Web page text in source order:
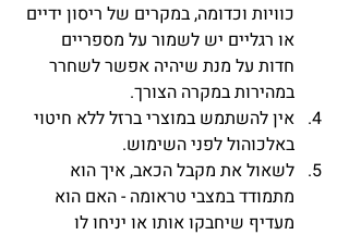
כוויות וכדומה, במקרים של ריסון ידיים
או רגליים יש לשמור על מספריים
חדות על מנת שיהיה אפשר לשחרר
במהירות במקרה הצורך.
אין להשתמש במוצרי ברזל ללא חיטוי
באלכוהול לפני השימוש.
לשאול את מקבל הכאב, איך הוא
מתמודד במצבי טראומה - האם הוא
מעדיף שיחבקו אותו או יניחו לו